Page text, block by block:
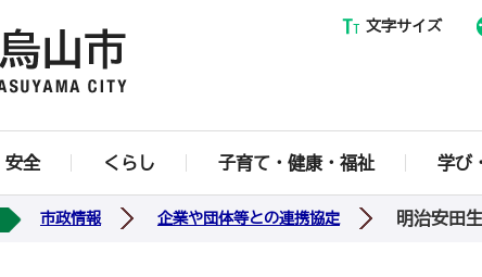
那須
文字サイズ
安全 くらし 子育て・健康・福祉 学び
市政情報 企業や団体等との連携協定 明治安田